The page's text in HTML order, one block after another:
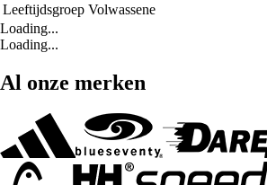
Leeftijdsgroep Volwassene
Loading...
Loading...
Al onze merken